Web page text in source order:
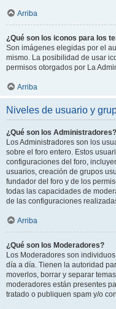
Arriba
¿Qué son los iconos para los
Son imágenes elegidas por el
mismo. La posibilidad de usar
permisos otorgados por La
Arriba
Niveles de usuario y
¿Qué son los Administradores?
Los Administradores son los
sobre el foro entero. Estos
configuraciones del foro,
usuarios, creación de grupos
fundador del foro y de los
todas las capacidades de
de las configuraciones
Arriba
¿Qué son los Moderadores?
Los Moderadores son
día a día. Tienen la autoridad
moverlos, borrar y separar
moderadores están presentes
tratado o publiquen spam y/o